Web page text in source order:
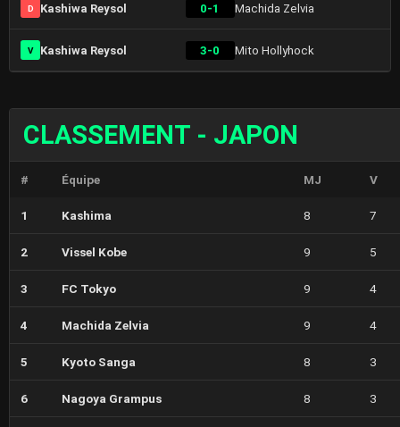
D Kashiwa Reysol 0-1 Machida Zelvia
V Kashiwa Reysol 3-0 Mito Hollyhock
CLASSEMENT - JAPON
# Équipe MJ V
1 Kashima 8 7
2 Vissel Kobe 9 5
3 FC Tokyo 9 4
4 Machida Zelvia 9 4
5 Kyoto Sanga 8 3
6 Nagoya Grampus 8 3